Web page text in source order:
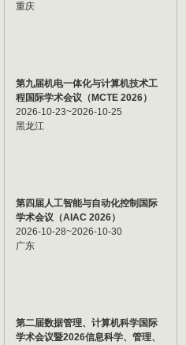
重庆
第九届机电一体化与计算机技术工
程国际学术会议（MCTE 2026）
2026-10-23~2026-10-25
黑龙江
第四届人工智能与自动化控制国际
学术会议（AIAC 2026）
2026-10-28~2026-10-30
广东
第二届数据管理、计算机科学国际
学术会议暨2026信息科学、管理、